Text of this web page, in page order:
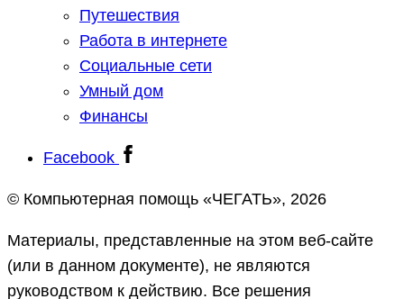
Путешествия
Работа в интернете
Социальные сети
Умный дом
Финансы
Facebook
© Компьютерная помощь «ЧЕГАТЬ», 2026
Материалы, представленные на этом веб-сайте
(или в данном документе), не являются
руководством к действию. Все решения